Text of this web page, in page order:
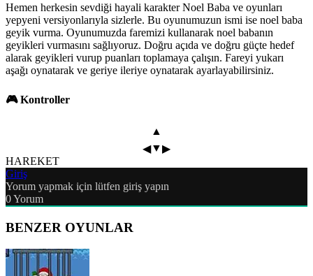
Hemen herkesin sevdiği hayali karakter Noel Baba ve oyunları
yepyeni versiyonlarıyla sizlerle. Bu oyunumuzun ismi ise noel baba
geyik vurma. Oyunumuzda faremizi kullanarak noel babanın
geyikleri vurmasını sağlıyoruz. Doğru açıda ve doğru güçte hedef
alarak geyikleri vurup puanları toplamaya çalışın. Fareyi yukarı
aşağı oynatarak ve geriye ileriye oynatarak ayarlayabilirsiniz.
🎮 Kontroller
▲
◀▼▶
HAREKET
Giriş
Yorum yapmak için lütfen giriş yapın
0Yorum
BENZER OYUNLAR